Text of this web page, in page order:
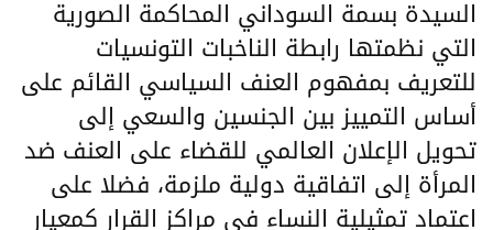
السيدة بسمة السوداني المحاكمة الصورية
التي نظمتها رابطة الناخبات التونسيات
للتعريف بمفهوم العنف السياسي القائم على
أساس التمييز بين الجنسين والسعي إلى
تحويل الإعلان العالمي للقضاء على العنف ضد
المرأة إلى اتفاقية دولية ملزمة، فضلا على
اعتماد تمثيلية النساء في مراكز القرار كمعيار